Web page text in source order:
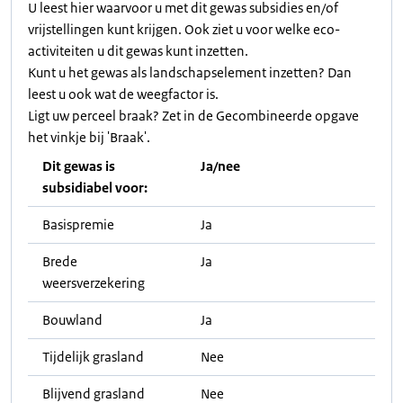
U leest hier waarvoor u met dit gewas subsidies en/of
vrijstellingen kunt krijgen. Ook ziet u voor welke eco-
activiteiten u dit gewas kunt inzetten.
Kunt u het gewas als landschapselement inzetten? Dan
leest u ook wat de weegfactor is.
Ligt uw perceel braak? Zet in de Gecombineerde opgave
het vinkje bij 'Braak'.
Dit gewas is
subsidiabel voor:
Ja/nee
Basispremie Ja
Brede
weersverzekering
Ja
Bouwland Ja
Tijdelijk grasland Nee
Blijvend grasland Nee